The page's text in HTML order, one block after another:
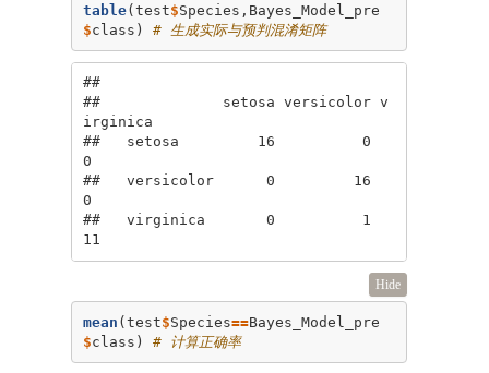
table(test$Species,Bayes_Model_pre
$class) # 生成实际与预判混淆矩阵
##
##              setosa versicolor v
irginica
##   setosa         16          0
0
##   versicolor      0         16
0
##   virginica       0          1
11
Hide
mean (test$Species==Bayes_Model_pre
$class) # 计算正确率